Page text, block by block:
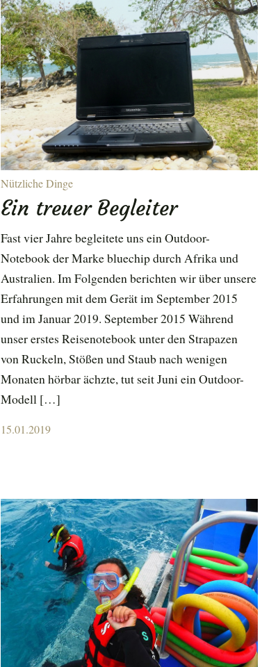
Nützliche Dinge
Ein treuer Begleiter
Fast vier Jahre begleitete uns ein Outdoor-
Notebook der Marke bluechip durch Afrika und
Australien. Im Folgenden berichten wir über unsere
Erfahrungen mit dem Gerät im September 2015
und im Januar 2019. September 2015 Während
unser erstes Reisenotebook unter den Strapazen
von Ruckeln, Stößen und Staub nach wenigen
Monaten hörbar ächzte, tut seit Juni ein Outdoor-
Modell […]
Posted
15.01.2019